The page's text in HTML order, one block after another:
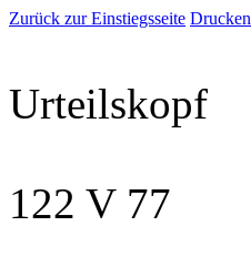
Zurück zur Einstiegsseite Drucken
Urteilskopf
122 V 77